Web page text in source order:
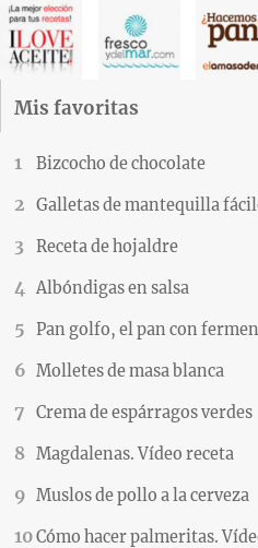
Mis favoritas
Bizcocho de chocolate
Galletas de mantequilla
Receta de hojaldre
Albóndigas en salsa
Pan golfo, el pan con
Molletes de masa blanca
Crema de espárragos verdes
Magdalenas. Vídeo receta
Muslos de pollo a la cerveza
Cómo hacer palmeritas.